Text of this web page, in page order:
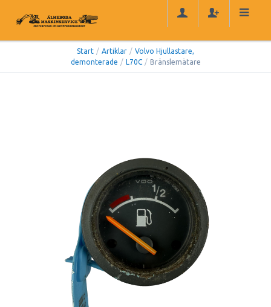
Start / Artiklar / Volvo Hjullastare,
demonterade / L70C / Bränslemätare